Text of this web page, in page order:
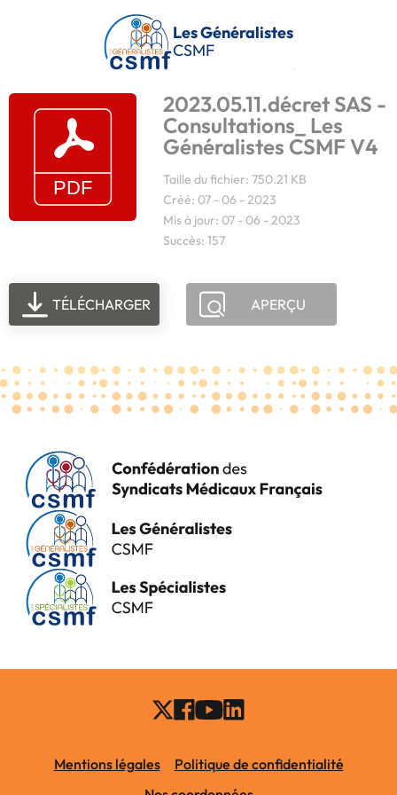
Passer au contenu principal
Les Généralistes
CSMF
2023.05.11.décret SAS -
Consultations_ Les
Généralistes CSMF V4
Taille du fichier: 750.21 KB
Créé: 07 - 06 - 2023
Mis à jour: 07 - 06 - 2023
Succès: 157
TÉLÉCHARGER APERÇU
Mentions légales
Politique de confidentialité